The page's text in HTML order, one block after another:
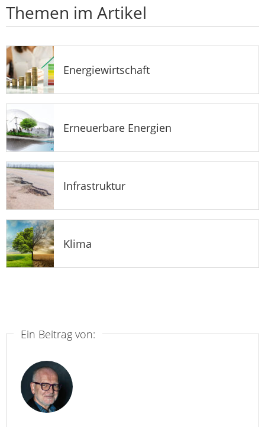
Themen im Artikel
Energiewirtschaft
Erneuerbare Energien
Infrastruktur
Klima
Ein Beitrag von: